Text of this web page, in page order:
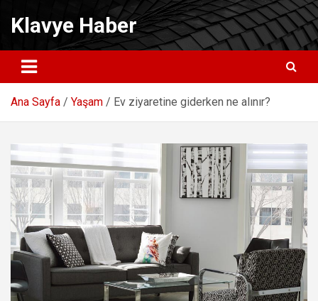
Klavye Haber
Ana Sayfa Yaşam Ev ziyaretine giderken ne alınır?